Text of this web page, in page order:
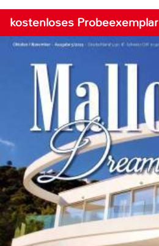
kostenloses Probeexemplar